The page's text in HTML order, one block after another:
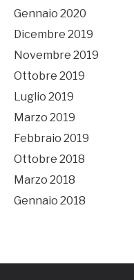
Gennaio 2020
Dicembre 2019
Novembre 2019
Ottobre 2019
Luglio 2019
Marzo 2019
Febbraio 2019
Ottobre 2018
Marzo 2018
Gennaio 2018